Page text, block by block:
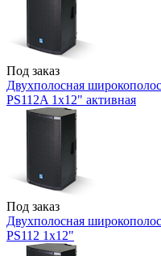
Под заказ
Двухполосная
PS112A 1x12" активная
Под заказ
Двухполосная
PS112 1x12"